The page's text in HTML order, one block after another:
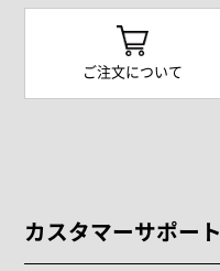
ご注文について
カスタマーサポート